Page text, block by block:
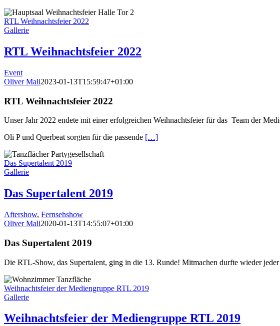
RTL Weihnachtsfeier 2022
Gallerie
RTL Weihnachtsfeier 2022
Event
Oliver Mali2023-01-13T15:59:47+01:00
RTL Weihnachtsfeier 2022
Unser Jahr 2022 endete mit einer erfolgreichen Weihnachtsfeier für das Team der
Oli P und Querbeat sorgten für die passende […]
Das Supertalent 2019
Gallerie
Das Supertalent 2019
Aftershow, Fernsehshow
Oliver Mali2020-01-13T14:55:07+01:00
Das Supertalent 2019
Die RTL-Show, das Supertalent, ging in die 13. Runde! Mitmachen durfte wieder
Weihnachtsfeier der Mediengruppe RTL 2019
Gallerie
Weihnachtsfeier der Mediengruppe RTL 2019